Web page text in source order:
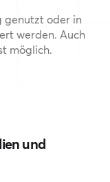
genutzt oder in
werden. Auch
möglich.
und